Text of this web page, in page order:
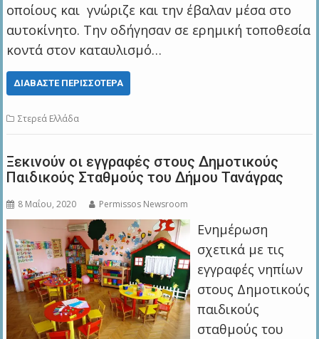
οποίους και γνώριζε και την έβαλαν μέσα στο
αυτοκίνητο. Την οδήγησαν σε ερημική τοποθεσία
κοντά στον καταυλισμό…
ΔΙΑΒΆΣΤΕ ΠΕΡΙΣΣΌΤΕΡΑ
Στερεά Ελλάδα
Ξεκινούν οι εγγραφές στους Δημοτικούς
Παιδικούς Σταθμούς του Δήμου Τανάγρας
8 Μαΐου, 2020 Permissos Newsroom
Ενημέρωση
σχετικά με τις
εγγραφές νηπίων
στους Δημοτικούς
παιδικούς
σταθμούς του